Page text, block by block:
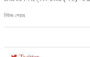
নিউজ শেয়ার